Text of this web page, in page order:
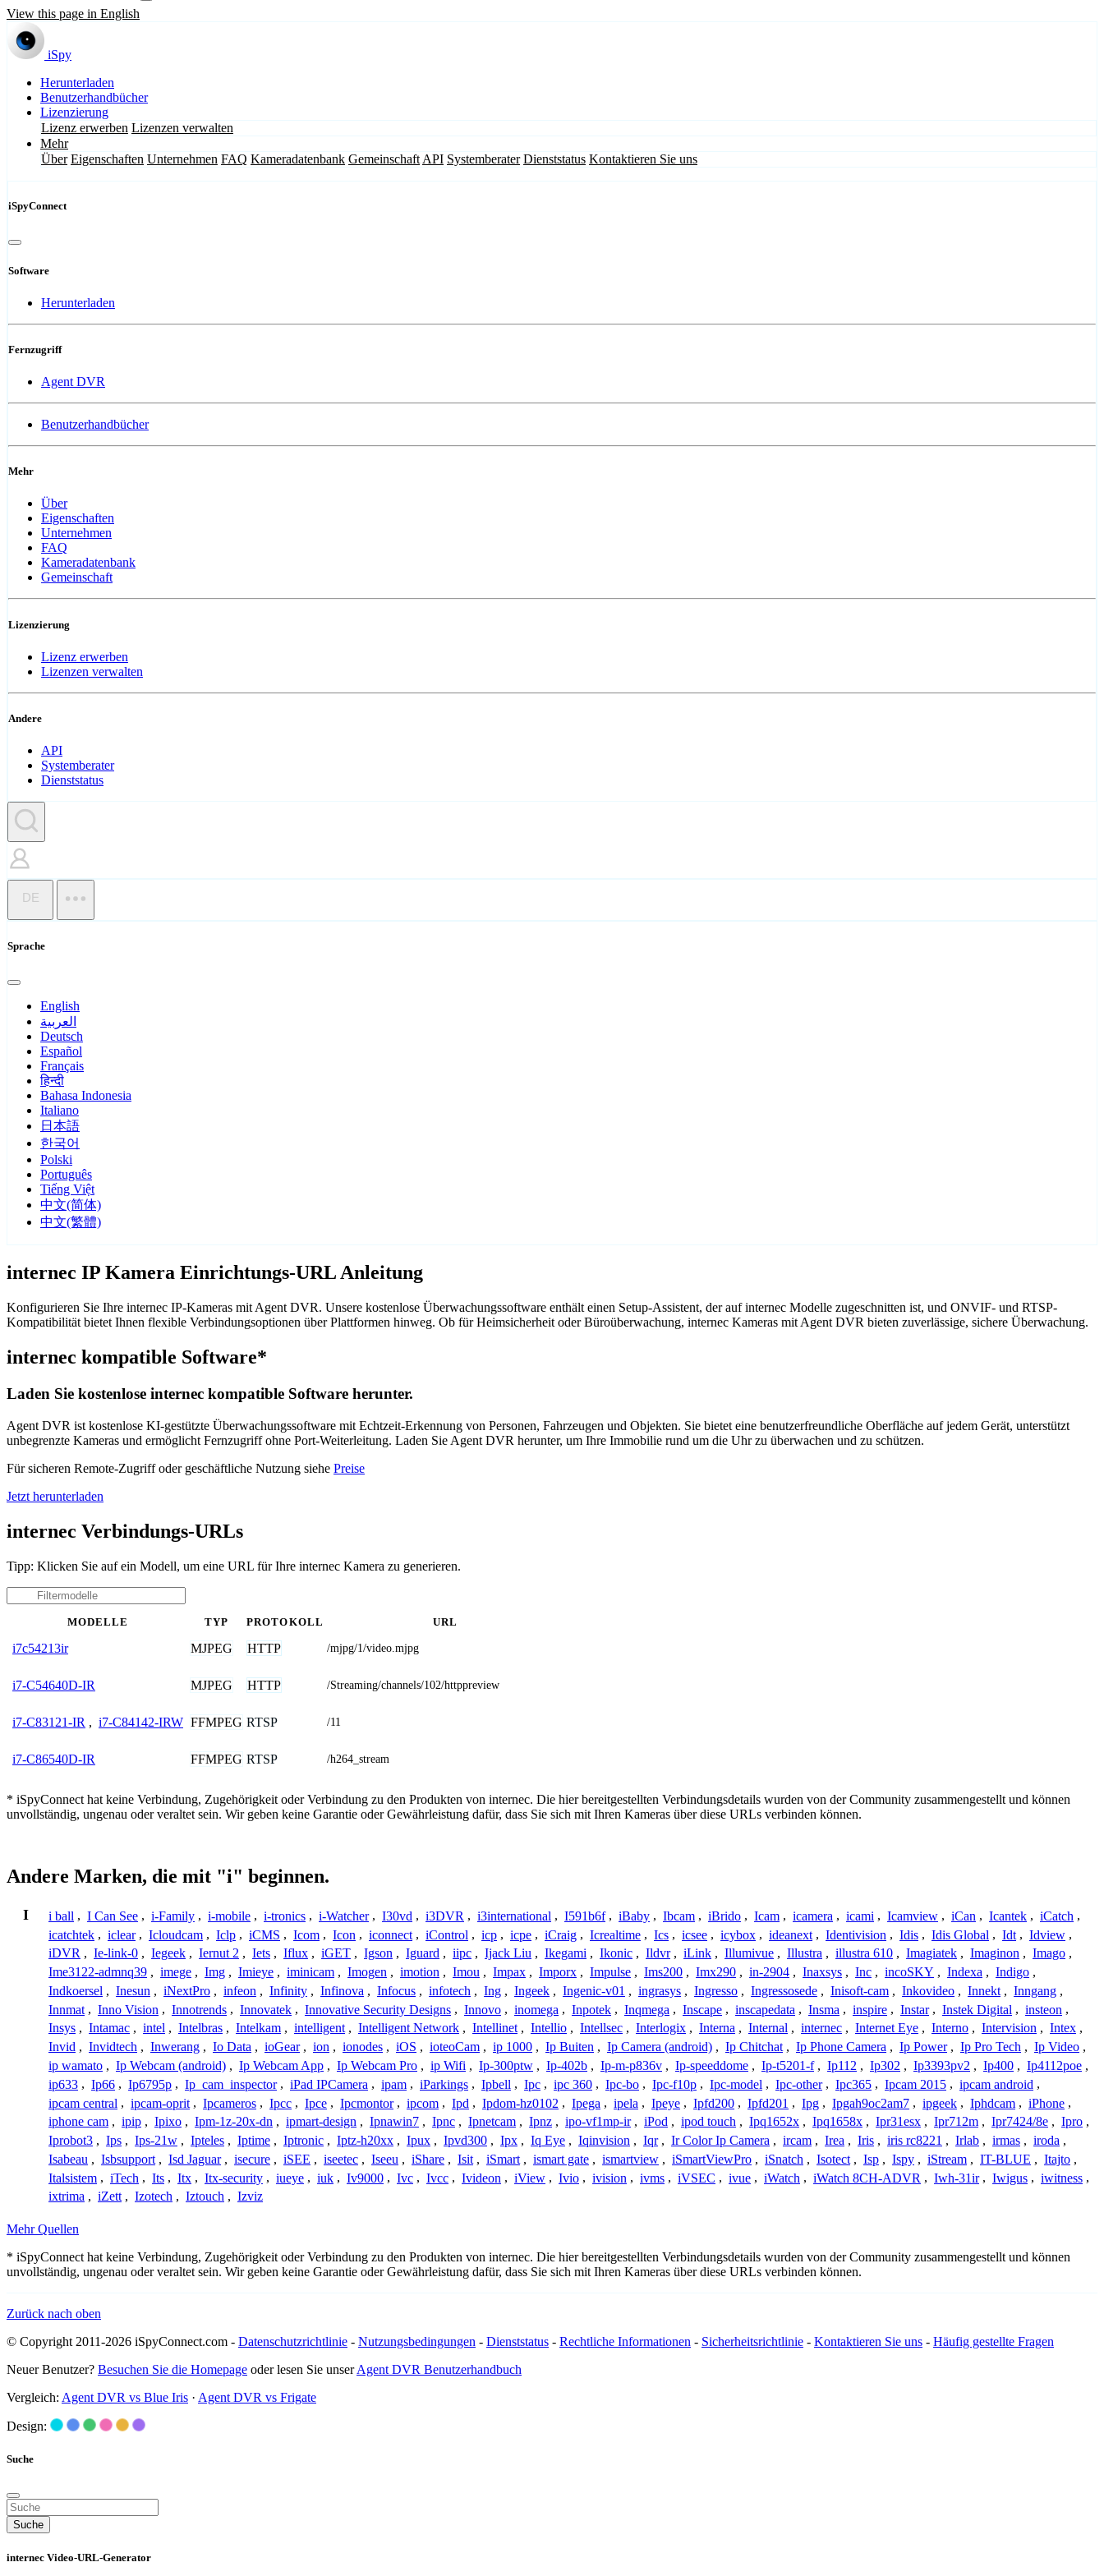
View this page in English
iSpy
Herunterladen
Benutzerhandbücher
Lizenzierung
Lizenz erwerben Lizenzen verwalten
Mehr
Über Eigenschaften Unternehmen FAQ Kameradatenbank Gemeinschaft API Systemberater Dienststatus Kontaktieren Sie uns
iSpyConnect
Software
Herunterladen
Fernzugriff
Agent DVR
Benutzerhandbücher
Mehr
Über
Eigenschaften
Unternehmen
FAQ
Kameradatenbank
Gemeinschaft
Lizenzierung
Lizenz erwerben
Lizenzen verwalten
Andere
API
Systemberater
Dienststatus
DE
Sprache
English
العربية
Deutsch
Español
Français
हिन्दी
Bahasa Indonesia
Italiano
日本語
한국어
Polski
Português
Tiếng Việt
中文(简体)
中文(繁體)
internec IP Kamera Einrichtungs-URL Anleitung
Konfigurieren Sie Ihre internec IP-Kameras mit Agent DVR. Unsere kostenlose Überwachungssoftware enthält einen Setup-Assistent, der auf internec Modelle zugeschnitten ist, und ONVIF- und RTSP-
Kompatibilität bietet Ihnen flexible Verbindungsoptionen über Plattformen hinweg. Ob für Heimsicherheit oder Büroüberwachung, internec Kameras mit Agent DVR bieten zuverlässige, sichere Überwachung.
internec kompatible Software*
Laden Sie kostenlose internec kompatible Software herunter.
Agent DVR ist kostenlose KI-gestützte Überwachungssoftware mit Echtzeit-Erkennung von Personen, Fahrzeugen und Objekten. Sie bietet eine benutzerfreundliche Oberfläche auf jedem Gerät, unterstützt
unbegrenzte Kameras und ermöglicht Fernzugriff ohne Port-Weiterleitung. Laden Sie Agent DVR herunter, um Ihre Immobilie rund um die Uhr zu überwachen und zu schützen.
Für sicheren Remote-Zugriff oder geschäftliche Nutzung siehe Preise
Jetzt herunterladen
internec Verbindungs-URLs
Tipp: Klicken Sie auf ein Modell, um eine URL für Ihre internec Kamera zu generieren.
MODELLE TYP PROTOKOLL URL
i7c54213ir MJPEG HTTP /mjpg/1/video.mjpg
i7-C54640D-IR MJPEG HTTP /Streaming/channels/102/httppreview
i7-C83121-IR , i7-C84142-IRW FFMPEG RTSP /11
i7-C86540D-IR FFMPEG RTSP /h264_stream
* iSpyConnect hat keine Verbindung, Zugehörigkeit oder Verbindung zu den Produkten von internec. Die hier bereitgestellten Verbindungsdetails wurden von der Community zusammengestellt und können
unvollständig, ungenau oder veraltet sein. Wir geben keine Garantie oder Gewährleistung dafür, dass Sie sich mit Ihren Kameras über diese URLs verbinden können.
Andere Marken, die mit "i" beginnen.
I i ball , I Can See , i-Family , i-mobile , i-tronics , i-Watcher , I30vd , i3DVR , i3international , I591b6f , iBaby , Ibcam , iBrido , Icam , icamera , icami , Icamview , iCan , Icantek , iCatch ,
icatchtek , iclear , Icloudcam , Iclp , iCMS , Icom , Icon , iconnect , iControl , icp , icpe , iCraig , Icrealtime , Ics , icsee , icybox , ideanext , Identivision , Idis , Idis Global , Idt , Idview ,
iDVR , Ie-link-0 , Iegeek , Iernut 2 , Iets , Iflux , iGET , Igson , Iguard , iipc , Ijack Liu , Ikegami , Ikonic , Ildvr , iLink , Illumivue , Illustra , illustra 610 , Imagiatek , Imaginon , Imago ,
Ime3122-admnq39 , imege , Img , Imieye , iminicam , Imogen , imotion , Imou , Impax , Imporx , Impulse , Ims200 , Imx290 , in-2904 , Inaxsys , Inc , incoSKY , Indexa , Indigo ,
Indkoersel , Inesun , iNextPro , infeon , Infinity , Infinova , Infocus , infotech , Ing , Ingeek , Ingenic-v01 , ingrasys , Ingresso , Ingressosede , Inisoft-cam , Inkovideo , Innekt , Inngang ,
Innmat , Inno Vision , Innotrends , Innovatek , Innovative Security Designs , Innovo , inomega , Inpotek , Inqmega , Inscape , inscapedata , Insma , inspire , Instar , Instek Digital , insteon ,
Insys , Intamac , intel , Intelbras , Intelkam , intelligent , Intelligent Network , Intellinet , Intellio , Intellsec , Interlogix , Interna , Internal , internec , Internet Eye , Interno , Intervision , Intex ,
Invid , Invidtech , Inwerang , Io Data , ioGear , ion , ionodes , iOS , ioteoCam , ip 1000 , Ip Buiten , Ip Camera (android) , Ip Chitchat , Ip Phone Camera , Ip Power , Ip Pro Tech , Ip Video ,
ip wamato , Ip Webcam (android) , Ip Webcam App , Ip Webcam Pro , ip Wifi , Ip-300ptw , Ip-402b , Ip-m-p836v , Ip-speeddome , Ip-t5201-f , Ip112 , Ip302 , Ip3393pv2 , Ip400 , Ip4112poe ,
ip633 , Ip66 , Ip6795p , Ip_cam_inspector , iPad IPCamera , ipam , iParkings , Ipbell , Ipc , ipc 360 , Ipc-bo , Ipc-f10p , Ipc-model , Ipc-other , Ipc365 , Ipcam 2015 , ipcam android ,
ipcam central , ipcam-oprit , Ipcameros , Ipcc , Ipce , Ipcmontor , ipcom , Ipd , Ipdom-hz0102 , Ipega , ipela , Ipeye , Ipfd200 , Ipfd201 , Ipg , Ipgah9oc2am7 , ipgeek , Iphdcam , iPhone ,
iphone cam , ipip , Ipixo , Ipm-1z-20x-dn , ipmart-design , Ipnawin7 , Ipnc , Ipnetcam , Ipnz , ipo-vf1mp-ir , iPod , ipod touch , Ipq1652x , Ipq1658x , Ipr31esx , Ipr712m , Ipr7424/8e , Ipro ,
Iprobot3 , Ips , Ips-21w , Ipteles , Iptime , Iptronic , Iptz-h20xx , Ipux , Ipvd300 , Ipx , Iq Eye , Iqinvision , Iqr , Ir Color Ip Camera , ircam , Irea , Iris , iris rc8221 , Irlab , irmas , iroda ,
Isabeau , Isbsupport , Isd Jaguar , isecure , iSEE , iseetec , Iseeu , iShare , Isit , iSmart , ismart gate , ismartview , iSmartViewPro , iSnatch , Isotect , Isp , Ispy , iStream , IT-BLUE , Itajto ,
Italsistem , iTech , Its , Itx , Itx-security , iueye , iuk , Iv9000 , Ivc , Ivcc , Ivideon , iView , Ivio , ivision , ivms , iVSEC , ivue , iWatch , iWatch 8CH-ADVR , Iwh-31ir , Iwigus , iwitness ,
ixtrima , iZett , Izotech , Iztouch , Izviz
Mehr Quellen
* iSpyConnect hat keine Verbindung, Zugehörigkeit oder Verbindung zu den Produkten von internec. Die hier bereitgestellten Verbindungsdetails wurden von der Community zusammengestellt und können
unvollständig, ungenau oder veraltet sein. Wir geben keine Garantie oder Gewährleistung dafür, dass Sie sich mit Ihren Kameras über diese URLs verbinden können.
Zurück nach oben
© Copyright 2011-2026 iSpyConnect.com - Datenschutzrichtlinie - Nutzungsbedingungen - Dienststatus - Rechtliche Informationen - Sicherheitsrichtlinie - Kontaktieren Sie uns - Häufig gestellte Fragen
Neuer Benutzer? Besuchen Sie die Homepage oder lesen Sie unserAgent DVR Benutzerhandbuch
Vergleich: Agent DVR vs Blue Iris · Agent DVR vs Frigate
Design:
Suche
Suche
internec Video-URL-Generator